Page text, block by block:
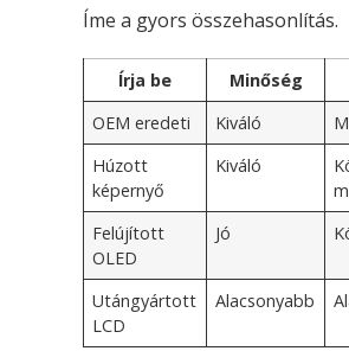
Íme a gyors összehasonlítás.
Írja be Minőség
OEM eredeti
Kiváló
Húzott
képernyő
Kiváló
Felújított
OLED
Jó
Utángyártott
LCD
Alacsonyabb